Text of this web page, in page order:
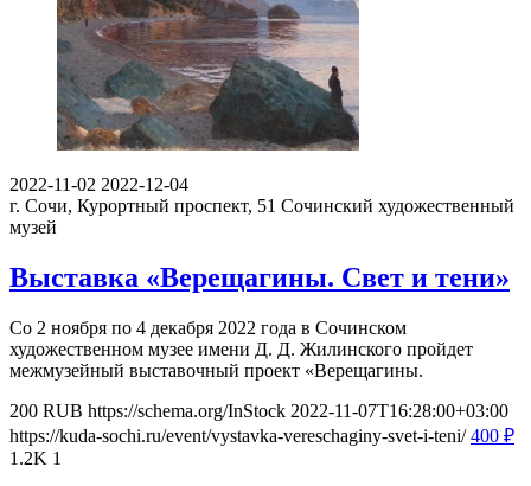
2022-11-02 2022-12-04
г. Сочи, Курортный проспект, 51 Сочинский художественный
музей
Выставка «Верещагины. Свет и тени»
Со 2 ноября по 4 декабря 2022 года в Сочинском
художественном музее имени Д. Д. Жилинского пройдет
межмузейный выставочный проект «Верещагины.
200 RUB https://schema.org/InStock 2022-11-07T16:28:00+03:00
https://kuda-sochi.ru/event/vystavka-vereschaginy-svet-i-teni/ 400 ₽
1.2K 1